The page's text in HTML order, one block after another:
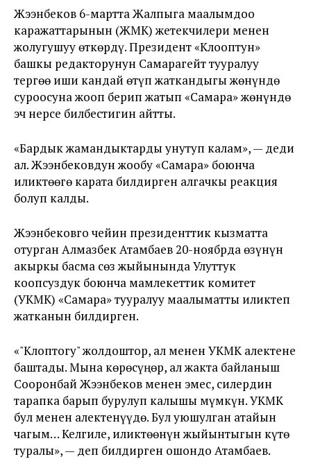
Жээнбеков 6-мартта Жалпыга маалымдоо
каражаттарынын (ЖМК) жетекчилери менен
жолугушуу өткөрдү. Президент «Клооптун»
башкы редакторунун Самарагейт тууралуу
тергөө иши кандай өтүп жаткандыгы жөнүндө
суроосуна жооп берип жатып «Самара» жөнүндө
эч нерсе билбестигин айтты.
«Бардык жамандыктарды унутуп калам», — деди
ал. Жээнбековдун жообу «Самара» боюнча
иликтөөгө карата билдирген алгачкы реакция
болуп калды.
Жээнбековго чейин президенттик кызматта
отурган Алмазбек Атамбаев 20-ноябрда өзүнүн
акыркы басма сөз жыйынында Улуттук
коопсуздук боюнча мамлекеттик комитет
(УКМК) «Самара» тууралуу маалыматты иликтеп
жатканын билдирген.
«"Клоптогу" жолдоштор, ал менен УКМК алектене
баштады. Мына көрөсүңөр, ал жакта байланыш
Сооронбай Жээнбеков менен эмес, силердин
тарапка барып бурулуп калышы мүмкүн. УКМК
бул менен алектенүүдө. Бул уюшулган атайын
чагым… Келгиле, иликтөөнүн жыйынтыгын күтө
туралы», — деп билдирген ошондо Атамбаев.